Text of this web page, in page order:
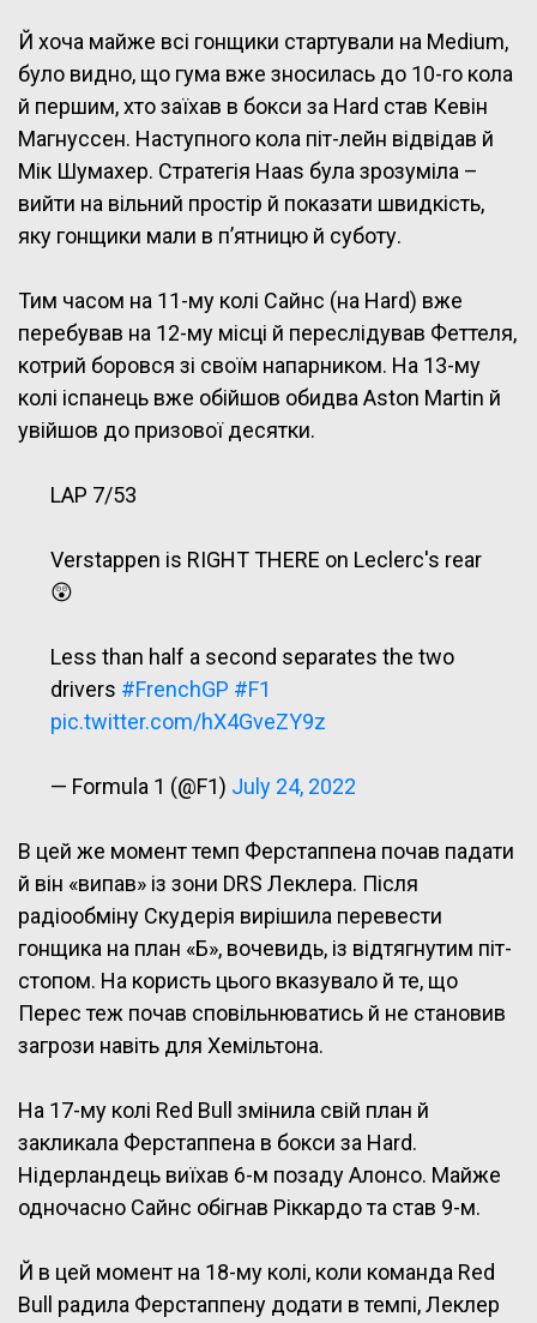
Й хоча майже всі гонщики стартували на Medium,
було видно, що гума вже зносилась до 10-го кола
й першим, хто заїхав в бокси за Hard став Кевін
Магнуссен. Наступного кола піт-лейн відвідав й
Мік Шумахер. Стратегія Haas була зрозуміла –
вийти на вільний простір й показати швидкість,
яку гонщики мали в п’ятницю й суботу.
Тим часом на 11-му колі Сайнс (на Hard) вже
перебував на 12-му місці й переслідував Феттеля,
котрий боровся зі своїм напарником. На 13-му
колі іспанець вже обійшов обидва Aston Martin й
увійшов до призової десятки.
LAP 7/53
Verstappen is RIGHT THERE on Leclerc's rear
😲
Less than half a second separates the two
drivers #FrenchGP #F1
pic.twitter.com/hX4GveZY9z
— Formula 1 (@F1) July 24, 2022
В цей же момент темп Ферстаппена почав падати
й він «випав» із зони DRS Леклера. Після
радіообміну Скудерія вирішила перевести
гонщика на план «Б», вочевидь, із відтягнутим піт-
стопом. На користь цього вказувало й те, що
Перес теж почав сповільнюватись й не становив
загрози навіть для Хемільтона.
На 17-му колі Red Bull змінила свій план й
закликала Ферстаппена в бокси за Hard.
Нідерландець виїхав 6-м позаду Алонсо. Майже
одночасно Сайнс обігнав Ріккардо та став 9-м.
Й в цей момент на 18-му колі, коли команда Red
Bull радила Ферстаппену додати в темпі, Леклер